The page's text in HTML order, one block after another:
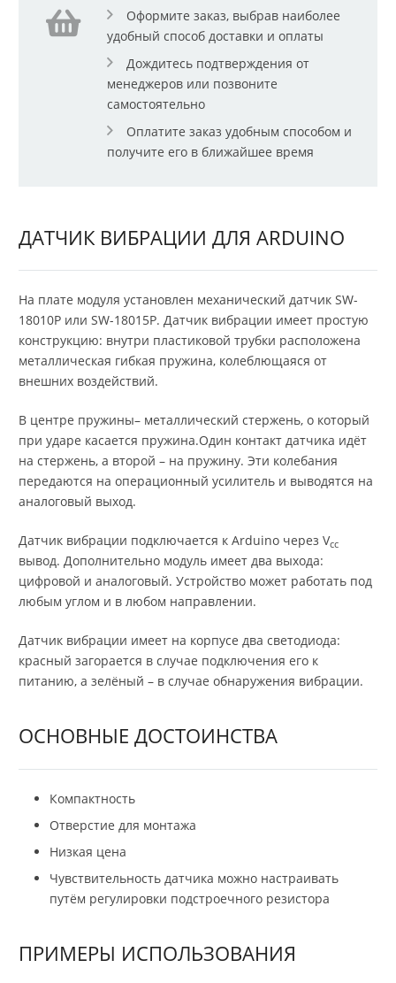
Оформите заказ, выбрав наиболее
удобный способ доставки и оплаты
Дождитесь подтверждения от
менеджеров или позвоните
самостоятельно
Оплатите заказ удобным способом и
получите его в ближайшее время
ДАТЧИК ВИБРАЦИИ ДЛЯ ARDUINO
На плате модуля установлен механический датчик SW-
18010P или SW-18015P. Датчик вибрации имеет простую
конструкцию: внутри пластиковой трубки расположена
металлическая гибкая пружина, колеблющаяся от
внешних воздействий.
В центре пружины– металлический стержень, о который
при ударе касается пружина.Один контакт датчика идёт
на стержень, а второй – на пружину. Эти колебания
передаются на операционный усилитель и выводятся на
аналоговый выход.
Датчик вибрации подключается к Arduino через Vcc
вывод. Дополнительно модуль имеет два выхода:
цифровой и аналоговый. Устройство может работать под
любым углом и в любом направлении.
Датчик вибрации имеет на корпусе два светодиода:
красный загорается в случае подключения его к
питанию, а зелёный – в случае обнаружения вибрации.
ОСНОВНЫЕ ДОСТОИНСТВА
Компактность
Отверстие для монтажа
Низкая цена
Чувствительность датчика можно настраивать
путём регулировки подстроечного резистора
ПРИМЕРЫ ИСПОЛЬЗОВАНИЯ